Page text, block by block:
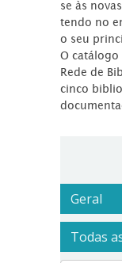
se às
tendo no
o seu
O catálogo
Rede de
cinco